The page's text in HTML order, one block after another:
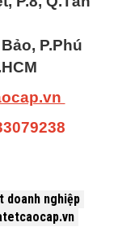
P.Phú
doanh nghiệp